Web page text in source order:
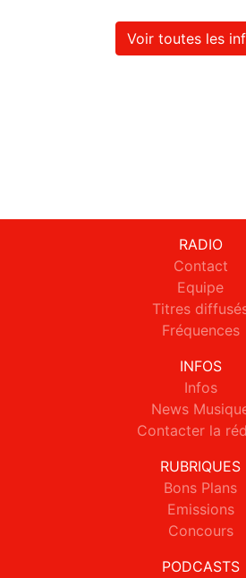
Voir toutes les
RADIO
Contact
Equipe
Titres
Fréquences
INFOS
Infos
News
Contacter la
RUBRIQUES
Bons Plans
Emissions
Concours
PODCASTS